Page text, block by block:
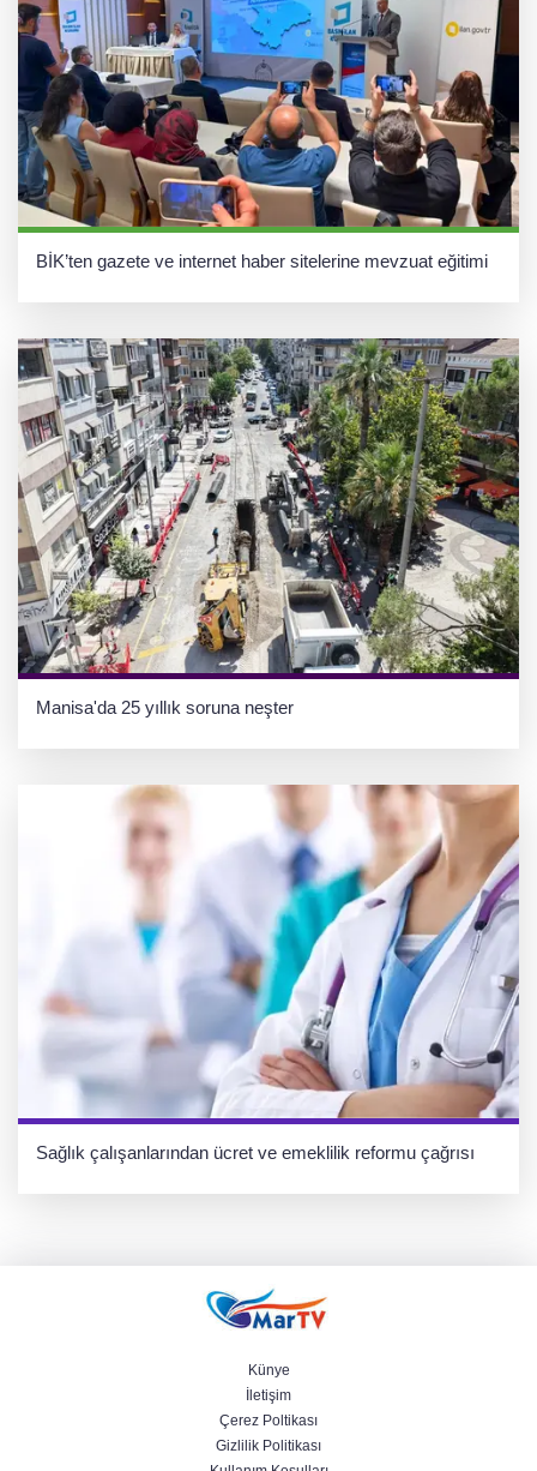
BİK’ten gazete ve internet haber sitelerine mevzuat eğitimi
Manisa'da 25 yıllık soruna neşter
Sağlık çalışanlarından ücret ve emeklilik reformu çağrısı
Künye
İletişim
Çerez Poltikası
Gizlilik Politikası